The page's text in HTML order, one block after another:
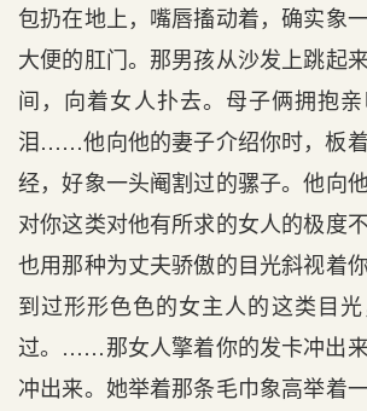
包扔在地上，嘴唇搐动着，确实象
大便的肛门。那男孩从沙发上跳起
间，向着女人扑去。母子俩拥抱
泪……他向他的妻子介绍你时，板
经，好象一头阉割过的骡子。他向
对你这类对他有所求的女人的极度
也用那种为丈夫骄傲的目光斜视着
到过形形色色的女主人的这类目
过。……那女人擎着你的发卡冲出
冲出来。她举着那条毛巾象高举着